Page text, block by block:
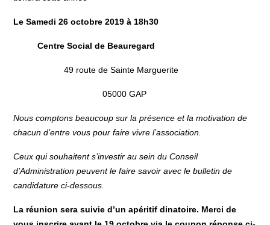
Le Samedi 26 octobre 2019 à 18h30
Centre Social de Beauregard
49 route de Sainte Marguerite
05000 GAP
Nous comptons beaucoup sur la présence et la motivation de
chacun d’entre vous pour faire vivre l’association.
Ceux qui souhaitent s’investir au sein du Conseil
d’Administration peuvent le faire savoir avec le bulletin de
candidature ci-dessous.
La réunion sera suivie d’un apéritif dinatoire. Merci de